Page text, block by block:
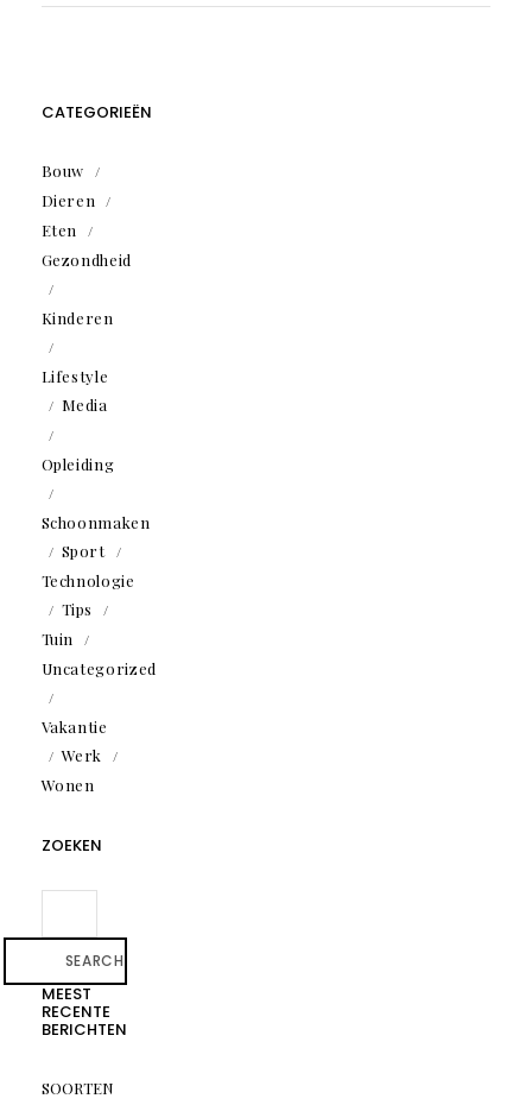
CATEGORIEËN
Bouw
Dieren
Eten
Gezondheid
Kinderen
Lifestyle
Media
Opleiding
Schoonmaken
Sport
Technologie
Tips
Tuin
Uncategorized
Vakantie
Werk
Wonen
ZOEKEN
SEARCH
MEEST
RECENTE
BERICHTEN
SOORTEN